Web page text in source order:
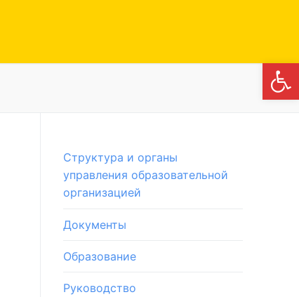
Структура и органы
управления образовательной
организацией
Документы
Образование
Руководство